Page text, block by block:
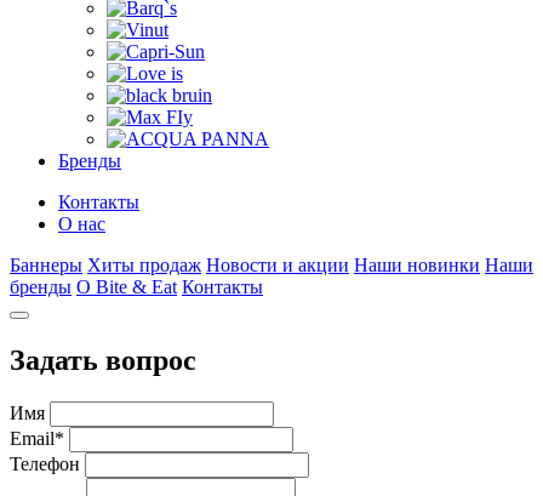
Бренды
Контакты
О нас
Баннеры Хиты продаж Новости и акции Наши новинки Наши
бренды О Bite & Eat Контакты
Задать вопрос
Имя
Email*
Телефон